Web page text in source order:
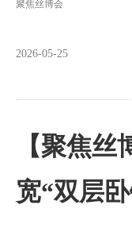
聚焦丝博会
2026-05-25
【聚焦
宽“双层